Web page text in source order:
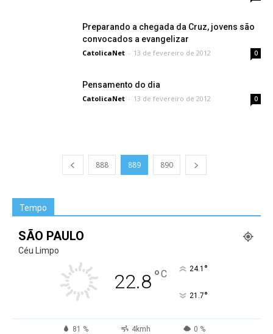
Preparando a chegada da Cruz, jovens são
convocados a evangelizar
CatolicaNet - 13 de fevereiro de 2012 0
Pensamento do dia
CatolicaNet - 13 de fevereiro de 2012 0
888 889 890
Tempo
SÃO PAULO
Céu Limpo
22.8°C 24.1 °
21.7°
81 % 4kmh 0 %